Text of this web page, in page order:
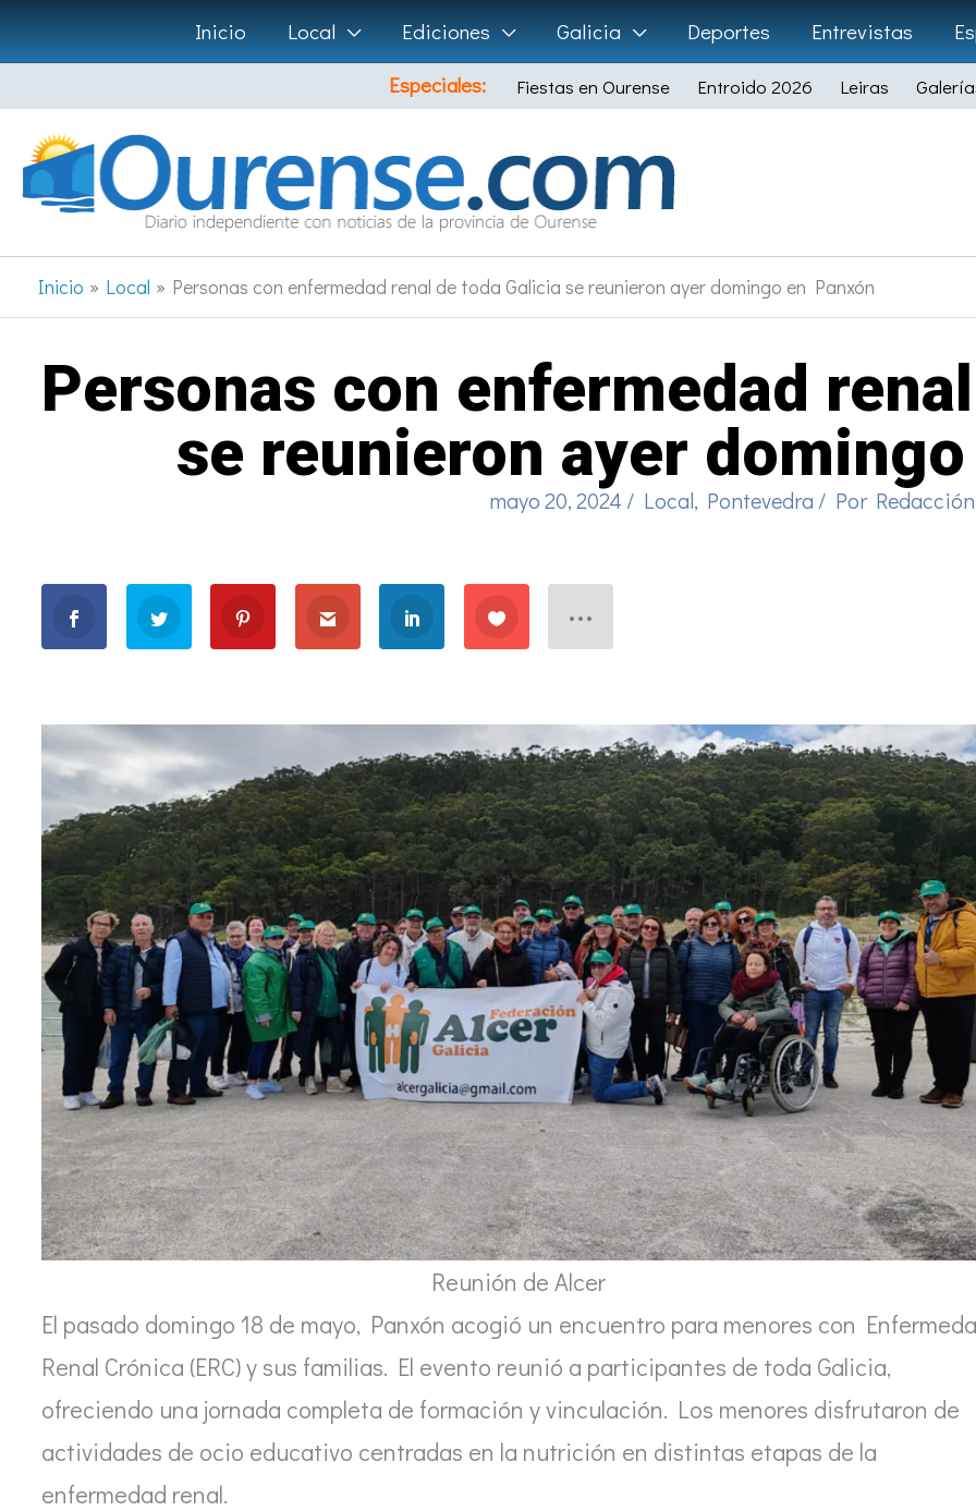
Ir
al
contenido
Inicio Local Ediciones Galicia Deportes Entrevistas
Especiales:
Fiestas en Ourense Entroido 2026 Leiras
Inicio Local Personas con enfermedad renal de toda Galicia se reunieron ayer domingo en Panxón
Personas con enfermedad
se reunieron ayer
mayo 20, 2024 / Local, Pontevedra / Por Redacción
Reunión de Alcer
El pasado domingo 18 de mayo, Panxón acogió un encuentro para menores con
Renal Crónica (ERC) y sus familias. El evento reunió a participantes de toda Galicia,
ofreciendo una jornada completa de formación y vinculación. Los menores disfrutaron de
actividades de ocio educativo centradas en la nutrición en distintas etapas de la
enfermedad renal.